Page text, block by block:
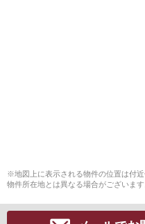
※地図上に表示される物件の位置は付
物件所在地とは異なる場合がございます